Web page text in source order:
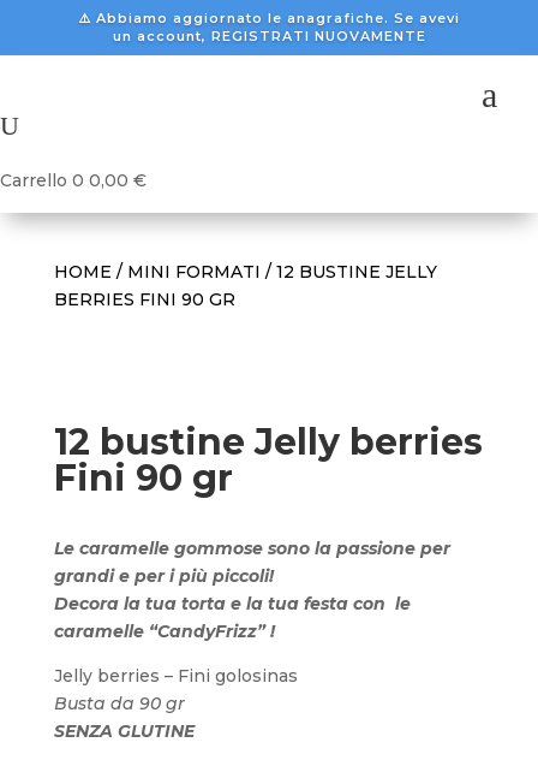
⚠️ Abbiamo aggiornato le anagrafiche. Se avevi
un account, REGISTRATI NUOVAMENTE
a
U
Carrello 0 0,00 €
HOME / MINI FORMATI / 12 BUSTINE JELLY
BERRIES FINI 90 GR
12 bustine Jelly berries
Fini 90 gr
Le caramelle gommose sono la passione per
grandi e per i più piccoli!
Decora la tua torta e la tua festa con le
caramelle “CandyFrizz” !
Jelly berries – Fini golosinas
Busta da 90 gr
SENZA GLUTINE